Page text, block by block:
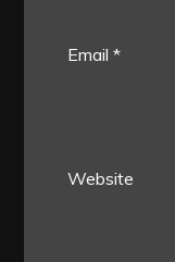
Email*
Website